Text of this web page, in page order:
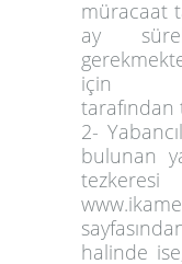
müracaat
ay
için
2-
bulunan
halinde